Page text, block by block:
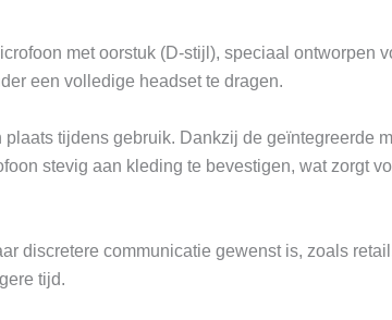
23E
aantal
met oorstuk (D-stijl), speciaal ontworpen
een volledige headset te dragen.
tijdens gebruik. Dankzij de geïntegreerde
stevig aan kleding te bevestigen, wat zorgt
discretere communicatie gewenst is, zoals
tijd.